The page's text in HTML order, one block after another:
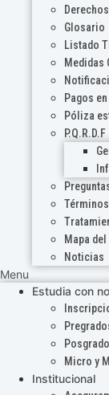
Glosario
Listado
Medidas
Pagos
Póliza
P.Q.R.D.F
Mapa
Noticias
Menu
Estudia con
Micro y
Institucional